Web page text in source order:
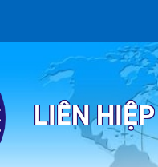
LIÊN